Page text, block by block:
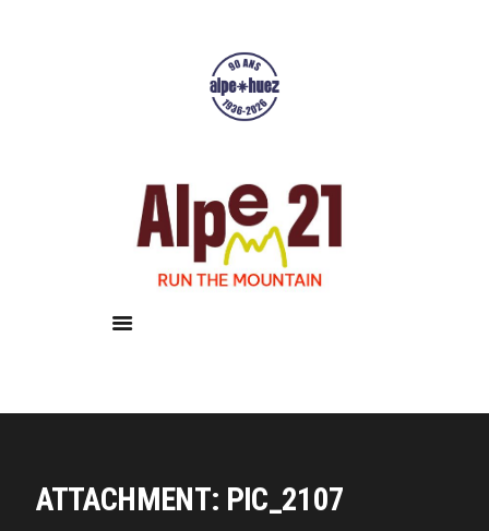
ATTACHMENT: PIC_2107
Résultats
Galerie
Infos pratiques